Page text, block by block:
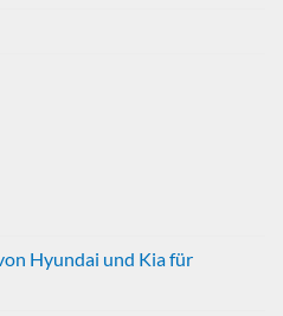
Hyundai und Kia für